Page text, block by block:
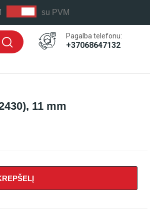
su PVM
Pagalba telefonu:
+37068647132
11 mm